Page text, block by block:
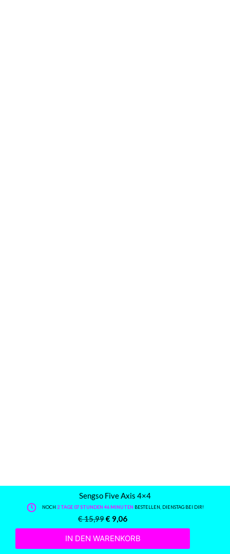
Sengso Five Axis 4×4
NOCH 2 TAGE 07 STUNDEN 46 MINUTEN BESTELLEN, DIENSTAG BEI DIR!
€15,99€ 9,06
IN DEN WARENKORB